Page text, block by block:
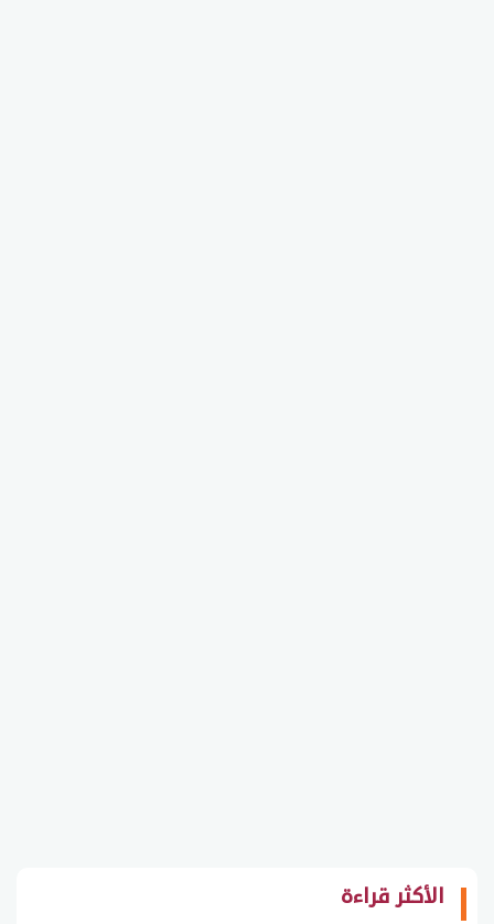
الأكثر قراءة